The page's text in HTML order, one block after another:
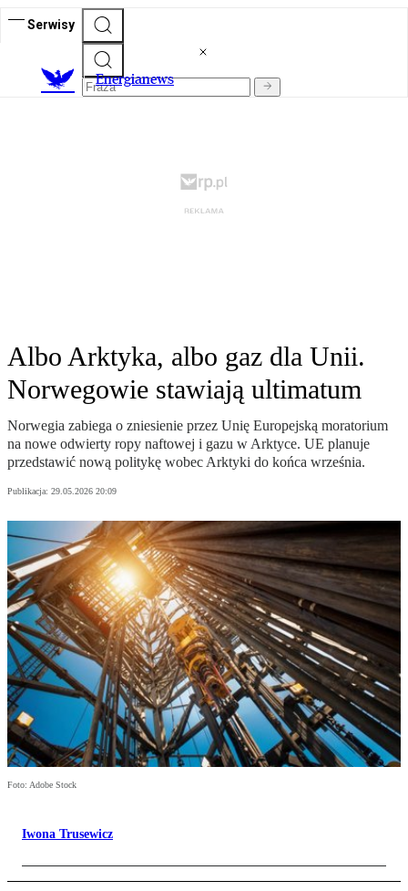
Serwisy
Energianews
Albo Arktyka, albo gaz dla Unii.
Norwegowie stawiają ultimatum
Norwegia zabiega o zniesienie przez Unię Europejską moratorium
na nowe odwierty ropy naftowej i gazu w Arktyce. UE planuje
przedstawić nową politykę wobec Arktyki do końca września.
Publikacja: 29.05.2026 20:09
Foto: Adobe Stock
Iwona Trusewicz